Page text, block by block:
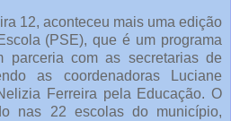
12, aconteceu mais uma edição
(PSE), que é um programa
parceria com as secretarias de
as coordenadoras Luciane
Ferreira pela Educação. O
nas 22 escolas do município,